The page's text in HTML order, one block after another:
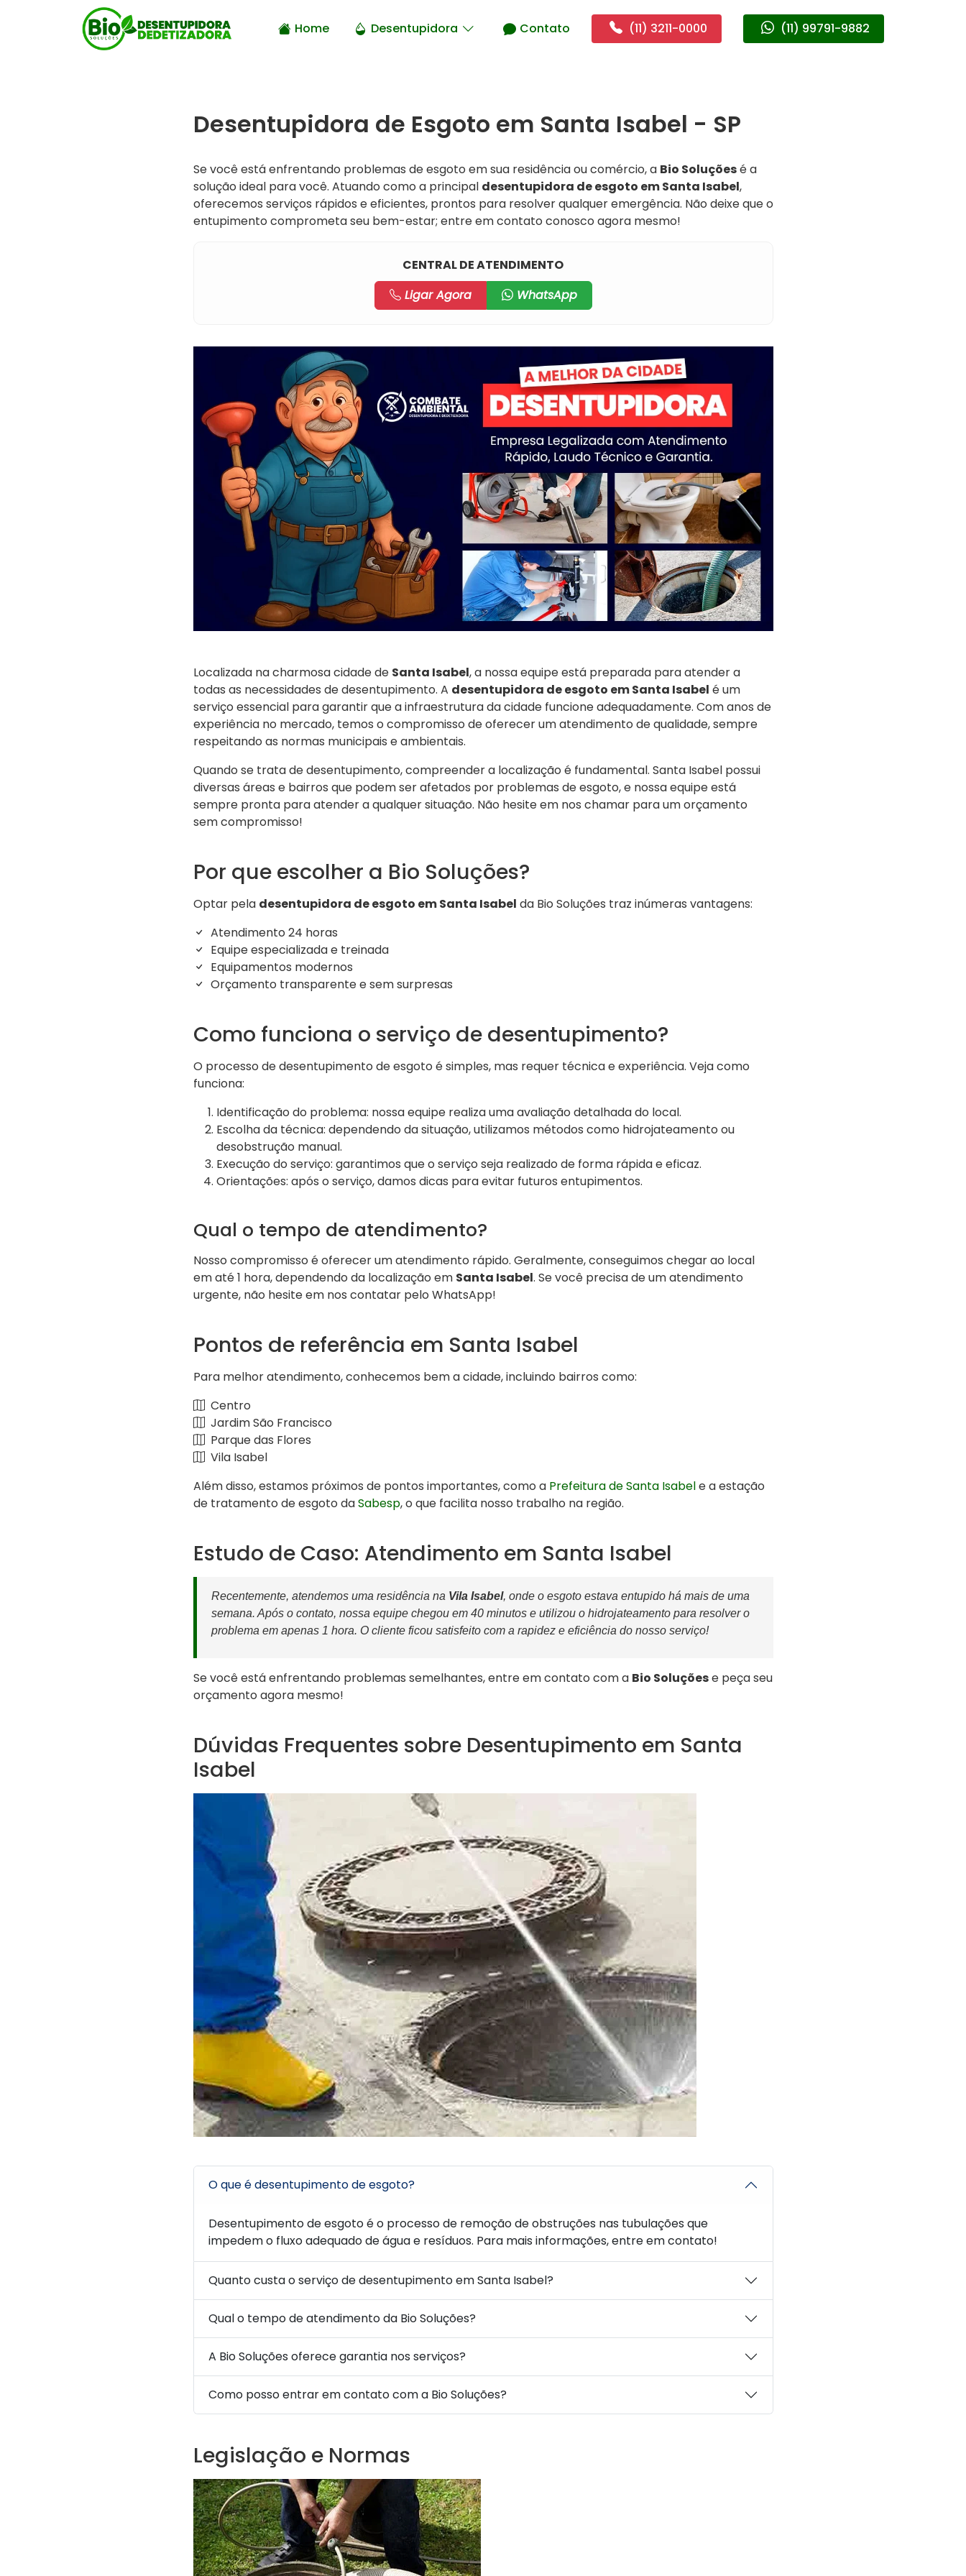
Home Desentupidora Contato (11) 3211-0000 (11) 99791-9882
Desentupidora de Esgoto em Santa Isabel - SP
Se você está enfrentando problemas de esgoto em sua residência ou comércio, a Bio Soluçõesé a
solução ideal para você. Atuando como a principal desentupidora de esgoto em Santa Isabel,
oferecemos serviços rápidos e eficientes, prontos para resolver qualquer emergência. Não deixe que o
entupimento comprometa seu bem-estar; entre em contato conosco agora mesmo!
CENTRAL DE ATENDIMENTO
Ligar Agora
WhatsApp
Localizada na charmosa cidade de Santa Isabel, a nossa equipe está preparada para atender a
todas as necessidades de desentupimento. A desentupidora de esgoto em Santa Isabel é um
serviço essencial para garantir que a infraestrutura da cidade funcione adequadamente. Com anos de
experiência no mercado, temos o compromisso de oferecer um atendimento de qualidade, sempre
respeitando as normas municipais e ambientais.
Quando se trata de desentupimento, compreender a localização é fundamental. Santa Isabel possui
diversas áreas e bairros que podem ser afetados por problemas de esgoto, e nossa equipe está
sempre pronta para atender a qualquer situação. Não hesite em nos chamar para um orçamento
sem compromisso!
Por que escolher a Bio Soluções?
Optar pela desentupidora de esgoto em Santa Isabel da Bio Soluções traz inúmeras vantagens:
Atendimento 24 horas
Equipe especializada e treinada
Equipamentos modernos
Orçamento transparente e sem surpresas
Como funciona o serviço de desentupimento?
O processo de desentupimento de esgoto é simples, mas requer técnica e experiência. Veja como
funciona:
Identificação do problema: nossa equipe realiza uma avaliação detalhada do local.
Escolha da técnica: dependendo da situação, utilizamos métodos como hidrojateamento ou
desobstrução manual.
Execução do serviço: garantimos que o serviço seja realizado de forma rápida e eficaz.
Orientações: após o serviço, damos dicas para evitar futuros entupimentos.
Qual o tempo de atendimento?
Nosso compromisso é oferecer um atendimento rápido. Geralmente, conseguimos chegar ao local
em até 1 hora, dependendo da localização em Santa Isabel. Se você precisa de um atendimento
urgente, não hesite em nos contatar pelo WhatsApp!
Pontos de referência em Santa Isabel
Para melhor atendimento, conhecemos bem a cidade, incluindo bairros como:
Centro
Jardim São Francisco
Parque das Flores
Vila Isabel
Além disso, estamos próximos de pontos importantes, como a Prefeitura de Santa Isabele a estação
de tratamento de esgoto daSabesp, o que facilita nosso trabalho na região.
Estudo de Caso: Atendimento em Santa Isabel
Recentemente, atendemos uma residência na Vila Isabel, onde o esgoto estava entupido há mais de uma
semana. Após o contato, nossa equipe chegou em 40 minutos e utilizou o hidrojateamento para resolver o
problema em apenas 1 hora. O cliente ficou satisfeito com a rapidez e eficiência do nosso serviço!
Se você está enfrentando problemas semelhantes, entre em contato com a Bio Soluçõese peça seu
orçamento agora mesmo!
Dúvidas Frequentes sobre Desentupimento em Santa
Isabel
O que é desentupimento de esgoto?
Desentupimento de esgoto é o processo de remoção de obstruções nas tubulações que
impedem o fluxo adequado de água e resíduos. Para mais informações, entre em contato!
Quanto custa o serviço de desentupimento em Santa Isabel?
Qual o tempo de atendimento da Bio Soluções?
A Bio Soluções oferece garantia nos serviços?
Como posso entrar em contato com a Bio Soluções?
Legislação e Normas